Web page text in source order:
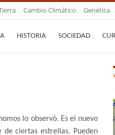
Cambio Climático Genética
HISTORIA SOCIEDAD
lo observó. Es el nuevo
ciertas estrellas. Pueden